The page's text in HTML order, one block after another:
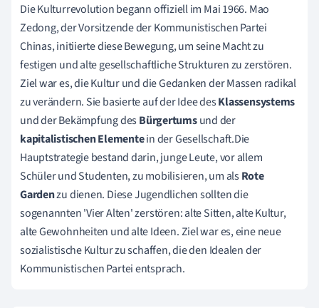
Die Kulturrevolution begann offiziell im Mai 1966. Mao
Zedong, der Vorsitzende der Kommunistischen Partei
Chinas, initiierte diese Bewegung, um seine Macht zu
festigen und alte gesellschaftliche Strukturen zu zerstören.
Ziel war es, die Kultur und die Gedanken der Massen radikal
zu verändern. Sie basierte auf der Idee desKlassensystems
und der Bekämpfung desBürgertumsund der
kapitalistischen Elementein der Gesellschaft.Die
Hauptstrategie bestand darin, junge Leute, vor allem
Schüler und Studenten, zu mobilisieren, um alsRote
Gardenzu dienen. Diese Jugendlichen sollten die
sogenannten 'Vier Alten' zerstören: alte Sitten, alte Kultur,
alte Gewohnheiten und alte Ideen. Ziel war es, eine neue
sozialistische Kultur zu schaffen, die den Idealen der
Kommunistischen Partei entsprach.